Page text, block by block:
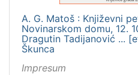
A. G. Matoš : Književni
Novinarskom domu, 12.
Dragutin Tadijanović ...
Škunca
Impresum